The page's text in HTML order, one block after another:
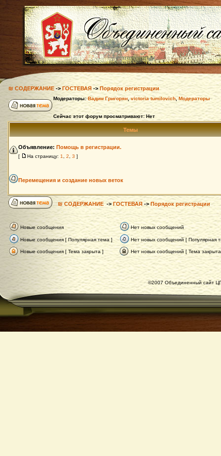
₪ СОДЕРЖАНИЕ-> ГОСТЕВАЯ ->Порядок регистрации
Модераторы:Вадим Григорян ,victoria tumilovich,Модераторы
Сейчас этот форум просматривают: Нет
Темы
Объявление: Помощь в регистрации.
[ На страницу: 1 2 3 ]
Перемещения и создание новых веток
₪ СОДЕРЖАНИЕ -> ГОСТЕВАЯ ->Порядок регистрации
Новые сообщения Нет новых сообщений
Новые сообщения [ Популярная тема ] Нет новых сообщений [ Популярная
Новые сообщения [ Тема закрыта ] Нет новых сообщений [ Тема
©2007 Объединенный сайт